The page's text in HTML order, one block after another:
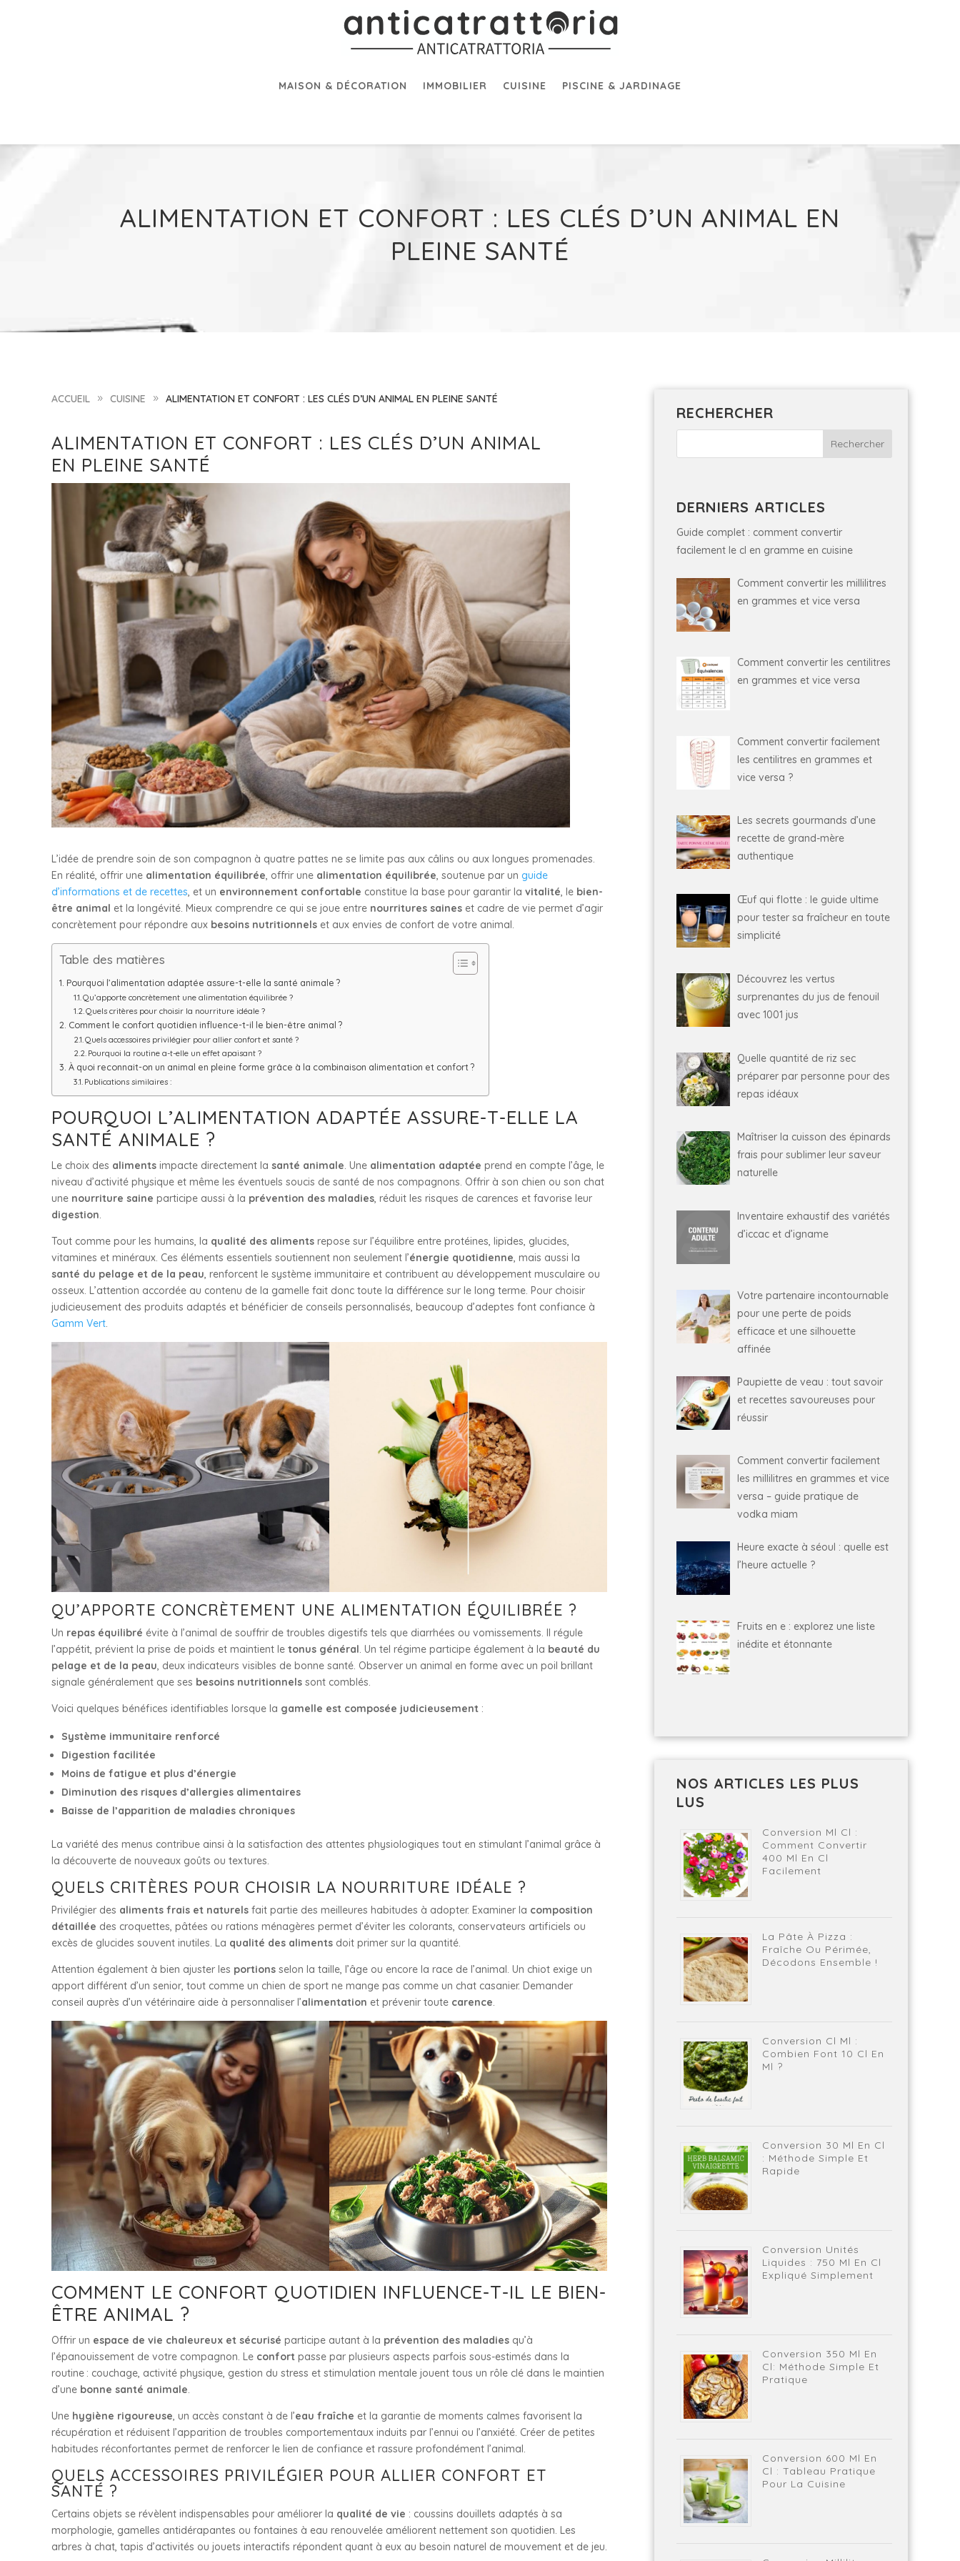
MAISON & DÉCORATION IMMOBILIER CUISINE PISCINE & JARDINAGE
ALIMENTATION ET CONFORT : LES CLÉS D’UN ANIMAL EN
PLEINE SANTÉ
ACCUEIL 9 CUISINE 9 ALIMENTATION ET CONFORT : LES CLÉS D’UN ANIMAL EN PLEINE SANTÉ
ALIMENTATION ET CONFORT : LES CLÉS D’UN ANIMAL
EN PLEINE SANTÉ
L’idée de prendre soin de son compagnon à quatre pattes ne se limite pas aux câlins ou aux longues promenades.
En réalité, offrir une alimentation équilibrée , offrir une alimentation équilibrée , soutenue par un guide
d’informations et de recettes , et un environnement confortable constitue la base pour garantir la vitalité , le bien-
être animal et la longévité. Mieux comprendre ce qui se joue entre nourritures saines et cadre de vie permet d’agir
concrètement pour répondre aux besoins nutritionnels et aux envies de confort de votre animal.
Table des matières
Pourquoi l’alimentation adaptée assure-t-elle la santé animale ?
Qu’apporte concrètement une alimentation équilibrée ?
Quels critères pour choisir la nourriture idéale ?
Comment le confort quotidien influence-t-il le bien-être animal ?
Quels accessoires privilégier pour allier confort et santé ?
Pourquoi la routine a-t-elle un effet apaisant ?
À quoi reconnait-on un animal en pleine forme grâce à la combinaison alimentation et confort ?
Publications similaires :
POURQUOI L’ALIMENTATION ADAPTÉE ASSURE-T-ELLE LA
SANTÉ ANIMALE ?
Le choix des aliments impacte directement la santé animale . Une alimentation adaptée prend en compte l’âge, le
niveau d’activité physique et même les éventuels soucis de santé de nos compagnons. Offrir à son chien ou son chat
une nourriture saine participe aussi à la prévention des maladies , réduit les risques de carences et favorise leur
digestion
Tout comme pour les humains, la qualité des aliments repose sur l’équilibre entre protéines, lipides, glucides,
vitamines et minéraux. Ces éléments essentiels soutiennent non seulement l’énergie quotidienne , mais aussi la
santé du pelage et de la peau , renforcent le système immunitaire et contribuent au développement musculaire ou
osseux. L’attention accordée au contenu de la gamelle fait donc toute la différence sur le long terme. Pour choisir
judicieusement des produits adaptés et bénéficier de conseils personnalisés, beaucoup d’adeptes font confiance à
Gamm Vert
QU’APPORTE CONCRÈTEMENT UNE ALIMENTATION ÉQUILIBRÉE ?
Un repas équilibré évite à l’animal de souffrir de troubles digestifs tels que diarrhées ou vomissements. Il régule
l’appétit, prévient la prise de poids et maintient le tonus général . Un tel régime participe également à la beauté du
pelage et de la peau , deux indicateurs visibles de bonne santé. Observer un animal en forme avec un poil brillant
signale généralement que ses besoins nutritionnels sont comblés.
Voici quelques bénéfices identifiables lorsque la gamelle est composée judicieusement :
Système immunitaire renforcé
Digestion facilitée
Moins de fatigue et plus d’énergie
Diminution des risques d’allergies alimentaires
Baisse de l’apparition de maladies chroniques
La variété des menus contribue ainsi à la satisfaction des attentes physiologiques tout en stimulant l’animal grâce à
la découverte de nouveaux goûts ou textures.
QUELS CRITÈRES POUR CHOISIR LA NOURRITURE IDÉALE ?
Privilégier des aliments frais et naturels fait partie des meilleures habitudes à adopter. Examiner la composition
détaillée des croquettes, pâtées ou rations ménagères permet d’éviter les colorants, conservateurs artificiels ou
excès de glucides souvent inutiles. La qualité des aliments doit primer sur la quantité.
Attention également à bien ajuster les portions selon la taille, l’âge ou encore la race de l’animal. Un chiot exige un
apport différent d’un senior, tout comme un chien de sport ne mange pas comme un chat casanier. Demander
conseil auprès d’un vétérinaire aide à personnaliser l’alimentation et prévenir toute carence
COMMENT LE CONFORT QUOTIDIEN INFLUENCE-T-IL LE BIEN-
ÊTRE ANIMAL ?
Offrir un espace de vie chaleureux et sécurisé participe autant à la prévention des maladies qu’à
l’épanouissement de votre compagnon. Le confort passe par plusieurs aspects parfois sous-estimés dans la
routine : couchage, activité physique, gestion du stress et stimulation mentale jouent tous un rôle clé dans le maintien
d’une bonne santé animale
Une hygiène rigoureuse , un accès constant à de l’eau fraîche et la garantie de moments calmes favorisent la
récupération et réduisent l’apparition de troubles comportementaux induits par l’ennui ou l’anxiété. Créer de petites
habitudes réconfortantes permet de renforcer le lien de confiance et rassure profondément l’animal.
QUELS ACCESSOIRES PRIVILÉGIER POUR ALLIER CONFORT ET
SANTÉ ?
Certains objets se révèlent indispensables pour améliorer la qualité de vie : coussins douillets adaptés à sa
morphologie, gamelles antidérapantes ou fontaines à eau renouvelée améliorent nettement son quotidien. Les
arbres à chat, tapis d’activités ou jouets interactifs répondent quant à eux au besoin naturel de mouvement et de jeu.
RECHERCHER
DERNIERS ARTICLES
Guide complet : comment convertir
facilement le cl en gramme en cuisine
Comment convertir les millilitres
en grammes et vice versa
Comment convertir les centilitres
en grammes et vice versa
Comment convertir facilement
les centilitres en grammes et
vice versa ?
Les secrets gourmands d’une
recette de grand-mère
authentique
Œuf qui flotte : le guide ultime
pour tester sa fraîcheur en toute
simplicité
Découvrez les vertus
surprenantes du jus de fenouil
avec 1001 jus
Quelle quantité de riz sec
préparer par personne pour des
repas idéaux
Maîtriser la cuisson des épinards
frais pour sublimer leur saveur
naturelle
Inventaire exhaustif des variétés
d’iccac et d’igname
Votre partenaire incontournable
pour une perte de poids
efficace et une silhouette
affinée
Paupiette de veau : tout savoir
et recettes savoureuses pour
réussir
Comment convertir facilement
les millilitres en grammes et vice
versa – guide pratique de
vodka miam
Heure exacte à séoul : quelle est
l’heure actuelle ?
Fruits en e : explorez une liste
inédite et étonnante
NOS ARTICLES LES PLUS
LUS
Conversion Ml Cl :
Comment Convertir
400 Ml En Cl
Facilement
La Pâte À Pizza :
Fraîche Ou Périmée,
Décodons Ensemble !
Conversion Cl Ml :
Combien Font 10 Cl En
Ml ?
Conversion 30 Ml En Cl
: Méthode Simple Et
Rapide
Conversion Unités
Liquides : 750 Ml En Cl
Expliqué Simplement
Conversion 350 Ml En
Cl: Méthode Simple Et
Pratique
Conversion 600 Ml En
Cl : Tableau Pratique
Pour La Cuisine